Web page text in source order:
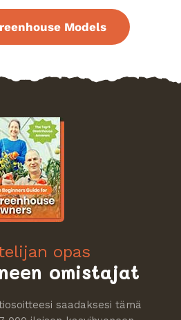
Models
opas
omistajat
saadaksesi tämä